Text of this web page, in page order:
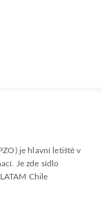
je hlavní letiště v
Je zde sídlo
Chile